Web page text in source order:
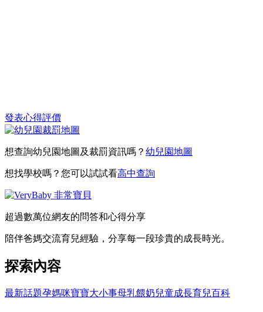
發表心得評價
想查詢幼兒園地圖及裁罰資訊嗎？ 幼兒園地圖
想找學校嗎？您可以試試看高中查詢
超過數萬位網友的問答和心得分享
陪伴爸媽交流育兒經驗，分享每一段珍貴的成長時光。
探索內容
最新話題孕媽咪寶寶大小事母乳餵奶兒童成長育兒百科